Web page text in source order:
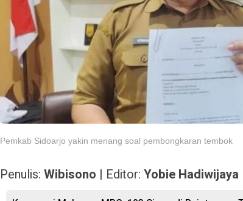
Pemkab Sidoarjo yakin menang soal pembongkaran tembok
Penulis: Wibisono | Editor: Yobie Hadiwijaya